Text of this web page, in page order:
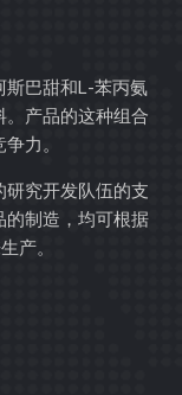
斯巴甜和L-苯丙氨
产品的这种组合
力。
究开发队伍的支
的制造，均可根据
产。